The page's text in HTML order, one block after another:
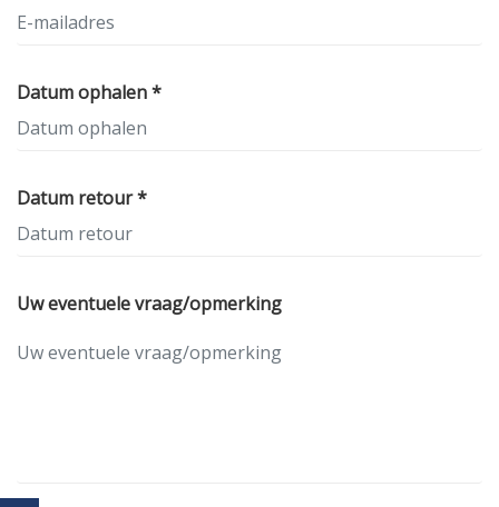
Datum ophalen *
Datum retour *
Uw eventuele vraag/opmerking